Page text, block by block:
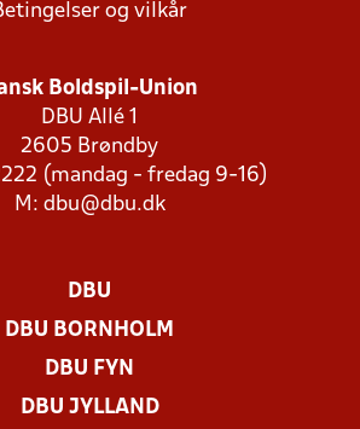
og vilkår
Boldspil-Union
DBU Allé 1
2605 Brøndby
(mandag - fredag 9-16)
M: dbu@dbu.dk
DBU
DBU BORNHOLM
DBU FYN
DBU JYLLAND